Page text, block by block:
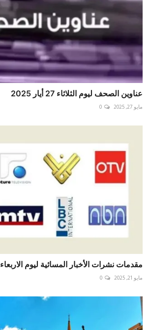
عناوين الصحف ليوم الثلاثاء 27 أيار 2025
مايو 27, 2025 0
مقدمات نشرات الأخبار المسائية ليوم الاربعاء 21/5/2025
مايو 21, 2025 0